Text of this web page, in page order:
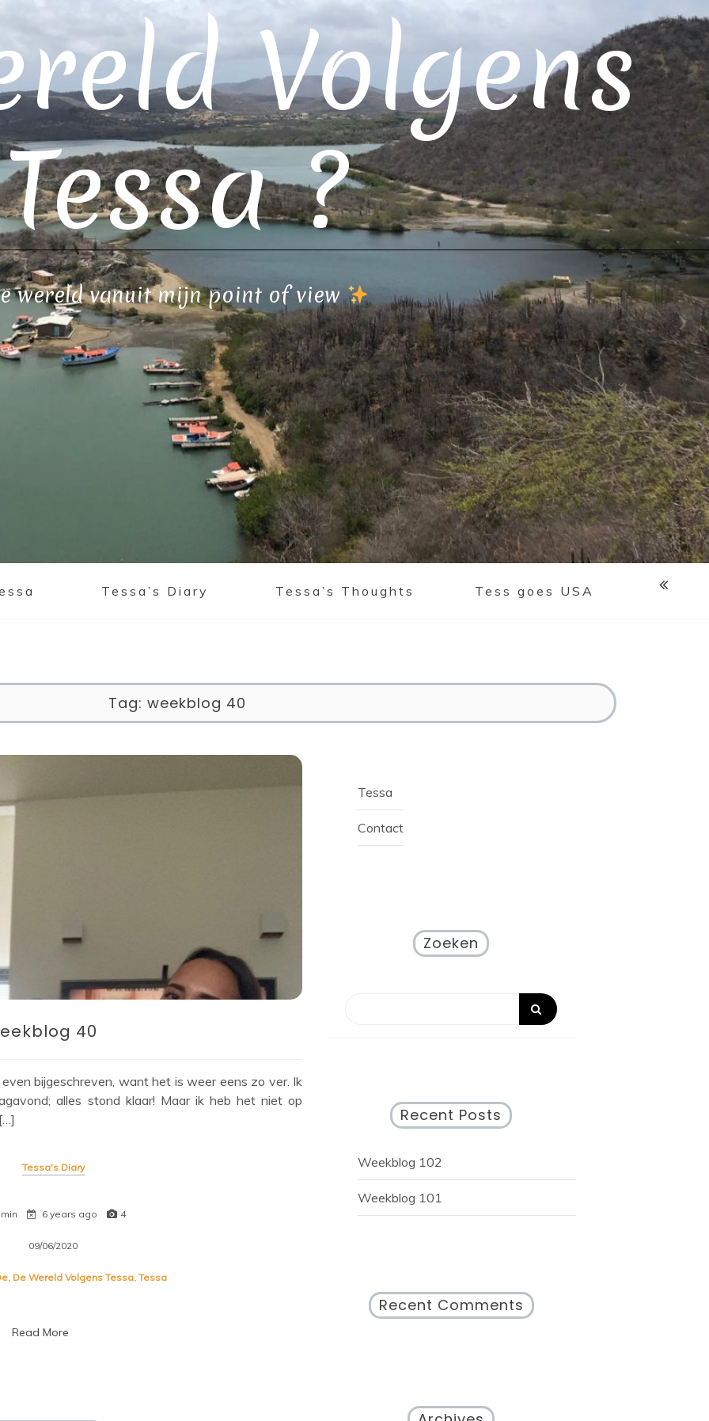
Volgens
Tessa ?
wereld vanuit mijn point of view
Tessa’s Diary Tessa’s Thoughts Tess goes USA
Tag: weekblog 40
40
bijgeschreven, want het is weer eens zo ver. Ik
alles stond klaar! Maar ik heb het niet op
Tessa's Diary
6 years ago 4
09/06/2020
, De Wereld Volgens Tessa, Tessa
Read More
Tessa
Contact
Zoeken
Recent Posts
Weekblog 102
Weekblog 101
Recent Comments